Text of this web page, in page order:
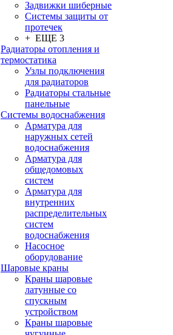
Задвижки шиберные
Системы защиты от
протечек
+ ЕЩЕ 3
Радиаторы отопления и
термостатика
Узлы подключения
для радиаторов
Радиаторы стальные
панельные
Системы водоснабжения
Арматура для
наружных сетей
водоснабжения
Арматура для
общедомовых
систем
Арматура для
внутренних
распределительных
систем
водоснабжения
Насосное
оборудование
Шаровые краны
Краны шаровые
латунные со
спускным
устройством
Краны шаровые